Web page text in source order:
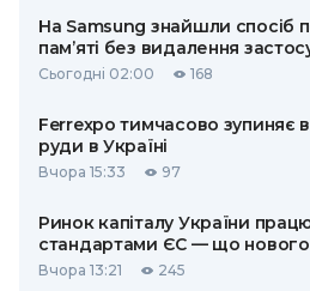
На Samsung знайшли спосіб
пам’яті без видалення
Сьогодні 02:00 168
Ferrexpo тимчасово зупиняє
руди в Україні
Вчора 15:33 97
Ринок капіталу України
стандартами ЄС — що нового
Вчора 13:21 245